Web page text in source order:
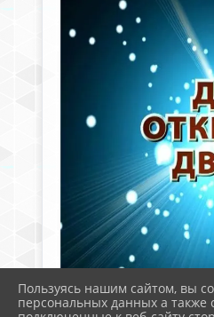
Пользуясь нашим сайтом, вы
персональных данных а также